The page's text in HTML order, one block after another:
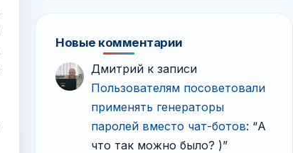
Новые комментарии
Дмитрий к записи
Пользователям посоветовали
применять генераторы
паролей вместо чат-ботов: “А
что так можно было? )”